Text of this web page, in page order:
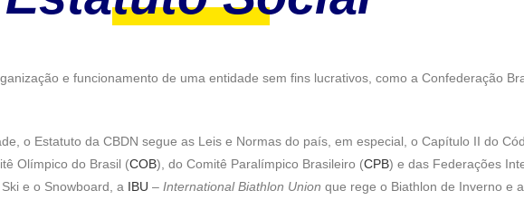
e funcionamento de uma entidade sem fins lucrativos, como a Confederação
o Estatuto da CBDN segue as Leis e Normas do país, em especial, o Capítulo II do
Olímpico do Brasil (COB), do Comitê Paralímpico Brasileiro (CPB) e das Federações
e o Snowboard, a IBU – International Biathlon Union que rege o Biathlon de Inverno e a